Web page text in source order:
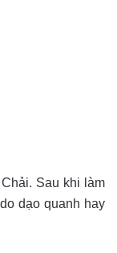
Sau khi làm
dạo quanh hay